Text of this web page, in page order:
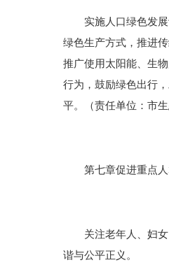
实施人口绿色发展
绿色生产方式，推进
推广使用太阳能、生
行为，鼓励绿色出行
平。（责任单位：市
第七章促进重点人
关注老年人、妇女
谐与公平正义。